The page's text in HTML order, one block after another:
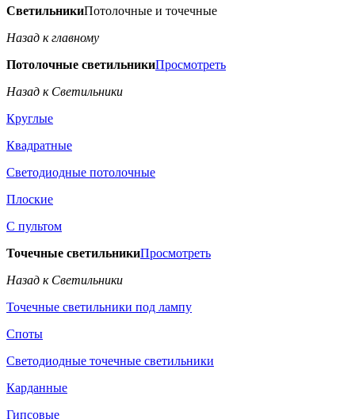
СветильникиПотолочные и точечные
Назад к главному
Потолочные светильникиПросмотреть
Назад к Светильники
Круглые
Квадратные
Светодиодные потолочные
Плоские
С пультом
Точечные светильникиПросмотреть
Назад к Светильники
Точечные светильники под лампу
Споты
Светодиодные точечные светильники
Карданные
Гипсовые